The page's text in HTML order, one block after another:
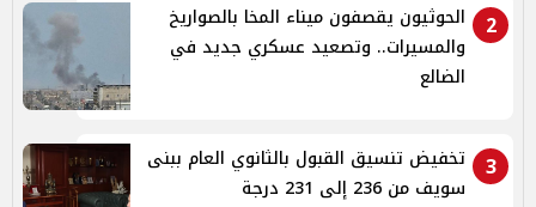
2
الحوثيون يقصفون ميناء المخا بالصواريخ
والمسيرات.. وتصعيد عسكري جديد في
الضالع
3
تخفيض تنسيق القبول بالثانوي العام ببنى
سويف من 236 إلى 231 درجة